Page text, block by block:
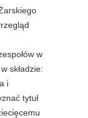
w
składzie:
i
tytuł